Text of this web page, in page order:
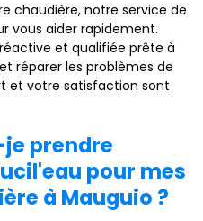
chaudière, notre service de
vous aider rapidement.
et qualifiée prête à
réparer les problèmes de
et votre satisfaction sont
prendre
pour mes
à Mauguio ?